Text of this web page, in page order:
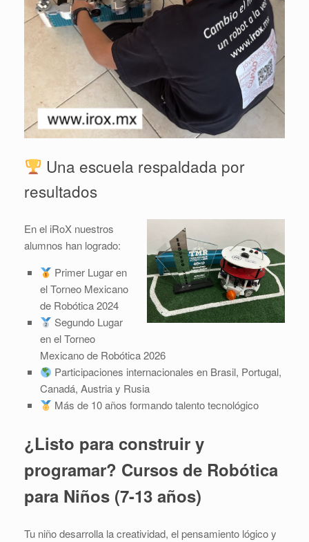
Una escuela respaldada por
resultados
En el iRoX nuestros
alumnos han logrado:
Primer Lugar en
el Torneo Mexicano
de Robótica 2024
Segundo Lugar
en el Torneo
Mexicano de Robótica 2026
Participaciones internacionales en Brasil, Portugal,
Canadá, Austria y Rusia
Más de 10 años formando talento tecnológico
¿Listo para construir y
programar? Cursos de Robótica
para Niños (7-13 años)
Tu niño desarrolla la creatividad, el pensamiento lógico y